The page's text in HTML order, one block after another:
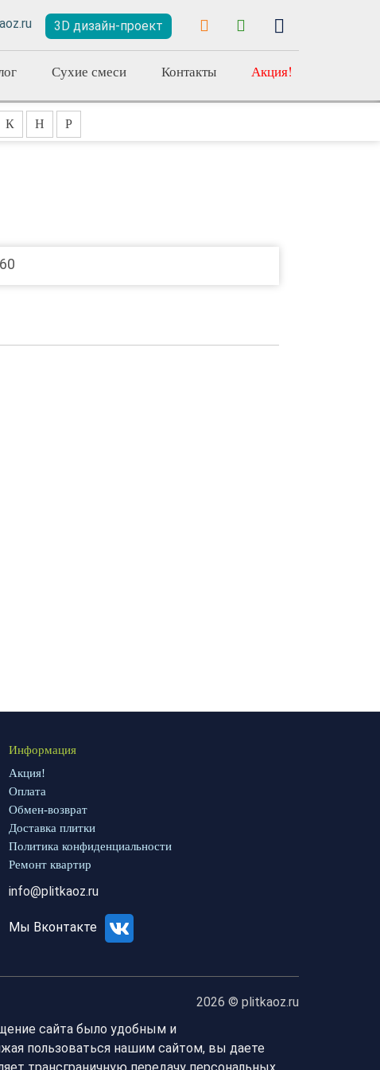
3D дизайн-проект
Сухие смеси Контакты Акция!
К Н Р
Информация
Акция!
Оплата
Обмен-возврат
Доставка плитки
Политика конфиденциальности
Ремонт квартир
info@plitkaoz.ru
Мы Вконтакте
2026 © plitkaoz.ru
сайта было удобным и
пользоваться нашим сайтом, вы даете